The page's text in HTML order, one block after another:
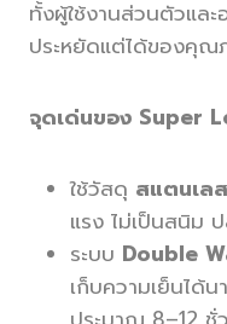
ทั้งผู้ใช้งานส่วนตัวแล
ประหยัดแต่ได้ของคุณ
จุดเด่นของ Super
ใช้วัสดุ สแตนเล
แรง ไม่เป็นสนิม
ระบบ Double
เก็บความเย็นได้